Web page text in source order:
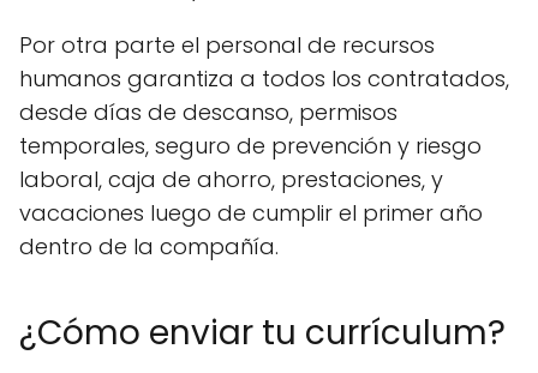
Por otra parte el personal de recursos
humanos garantiza a todos los contratados,
desde días de descanso, permisos
temporales, seguro de prevención y riesgo
laboral, caja de ahorro, prestaciones, y
vacaciones luego de cumplir el primer año
dentro de la compañía.
¿Cómo enviar tu currículum?